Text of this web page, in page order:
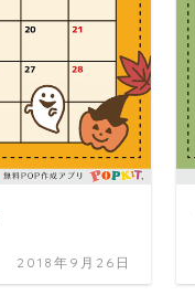
2018年9月26日